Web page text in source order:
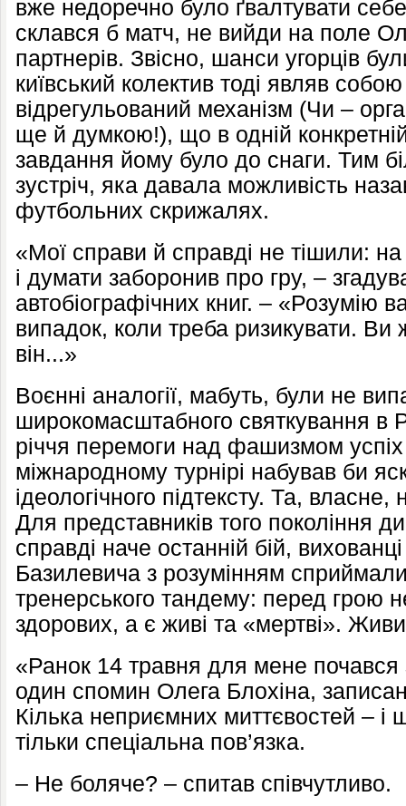
вже недоречно було ґвалтувати
склався б матч, не вийди на поле
партнерів. Звісно, шанси угорців
київський колектив тоді являв
відрегульований механізм (Чи –
ще й думкою!), що в одній конкретній
завдання йому було до снаги. Тим
зустріч, яка давала можливість
футбольних скрижалях.
«Мої справи й справді не тішили: на
і думати заборонив про гру, –
автобіографічних книг. – «Розумію
випадок, коли треба ризикувати. Ви
він...»
Воєнні аналогії, мабуть, були не
широкомасштабного святкування в
річчя перемоги над фашизмом успіх
міжнародному турнірі набував би
ідеологічного підтексту. Та,
Для представників того покоління
справді наче останній бій,
Базилевича з розумінням
тренерського тандему: перед грою
здорових, а є живі та «мертві».
«Ранок 14 травня для мене почався
один спомин Олега Блохіна,
Кілька неприємних миттєвостей – і
тільки спеціальна пов’язка.
– Не боляче? – спитав співчутливо.